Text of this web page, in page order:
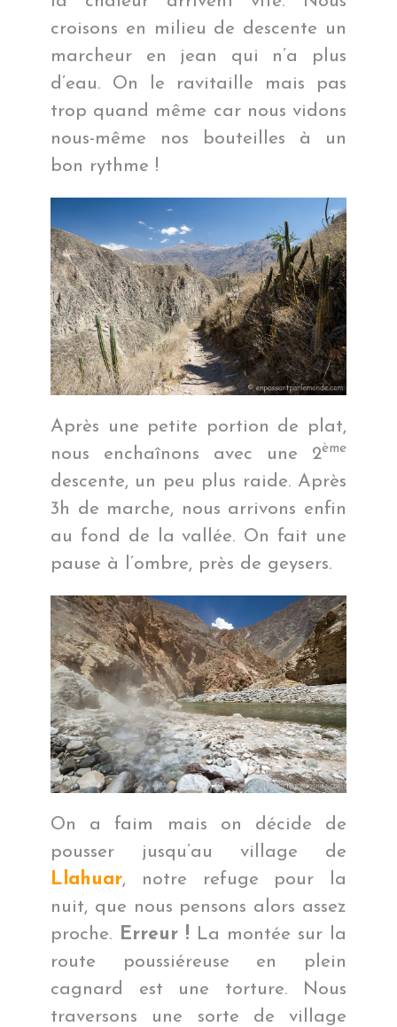
croisons en milieu de descente un
marcheur en jean qui n’a plus
d’eau. On le ravitaille mais pas
trop quand même car nous vidons
nous-même nos bouteilles à un
bon rythme !
Après une petite portion de plat,
nous enchaînons avec une 2ème
descente, un peu plus raide. Après
3h de marche, nous arrivons enfin
au fond de la vallée. On fait une
pause à l’ombre, près de geysers.
On a faim mais on décide de
pousser jusqu’au village de
Llahuar, notre refuge pour la
nuit, que nous pensons alors assez
proche.
Erreur ! La montée sur la
route poussiéreuse en plein
cagnard est une torture. Nous
traversons une sorte de village